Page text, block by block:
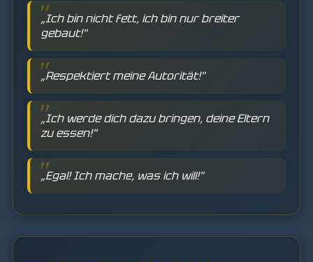
„Ich bin nicht fett, ich bin nur breiter
gebaut!"
„Respektiert meine Autorität!"
„Ich werde dich dazu bringen, deine Eltern
zu essen!"
„Egal! Ich mache, was ich will!"